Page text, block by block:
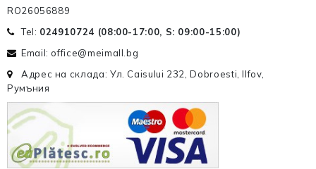
RO26056889
Tel: 024910724 (08:00-17:00, S: 09:00-15:00)
Email: office@meimall.bg
Адрес на склада: Ул. Caisului 232, Dobroesti, Ilfov,
Румъния